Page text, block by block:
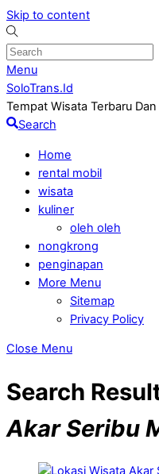
Skip to content
Menu
SoloTrans.Id
Tempat Wisata Terbaru
Search
Home
rental mobil
wisata
kuliner
oleh oleh
nongkrong
penginapan
More Menu
Sitemap
Privacy Policy
Close Menu
Search
Akar Seribu